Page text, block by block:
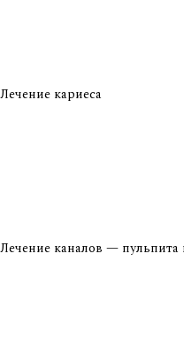
Лечение кариеса
Лечение каналов — пульпита